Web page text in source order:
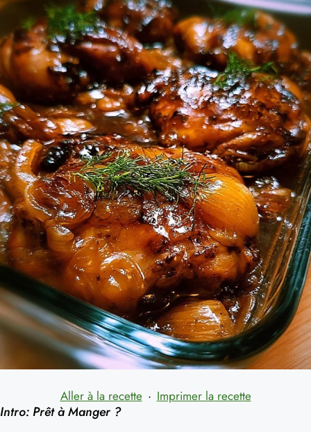
Aller à la recette · Imprimer la recette
Intro: Prêt à Manger ?